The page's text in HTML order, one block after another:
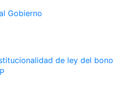
Gobierno
de ley del bono